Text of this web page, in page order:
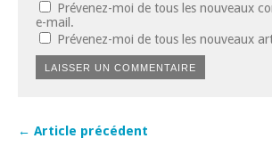
Prévenez-moi de tous les nouveaux
e-mail.
Prévenez-moi de tous les nouveaux
← Article précédent